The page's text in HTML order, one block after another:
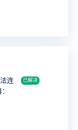
连
已解决